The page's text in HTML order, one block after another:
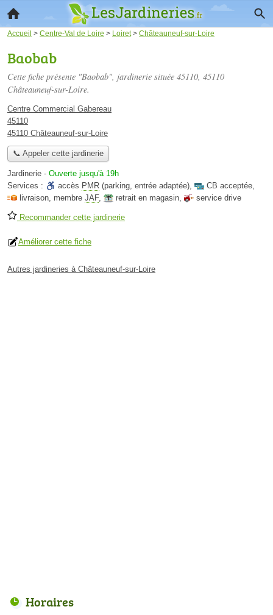
Accueil > Centre-Val de Loire > Loiret> Châteauneuf-sur-Loire
Baobab
Cette fiche présente "Baobab", jardinerie située 45110, 45110
Châteauneuf-sur-Loire.
Centre Commercial Gabereau
45110
45110 Châteauneuf-sur-Loire
📞 Appeler cette jardinerie
Jardinerie - Ouverte jusqu'à 19h
Services :
accès PMR (parking, entrée adaptée), CB acceptée,
livraison, membre JAF, retrait en magasin, service drive
Recommander cette jardinerie
Améliorer cette fiche
Autres jardineries à Châteauneuf-sur-Loire
Horaires